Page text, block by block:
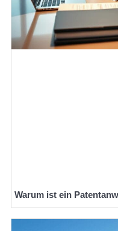
Warum ist ein